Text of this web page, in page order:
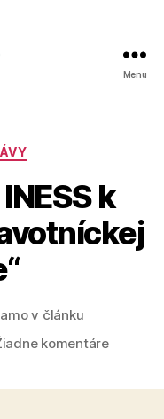
Menu
k
v článku
komentárena